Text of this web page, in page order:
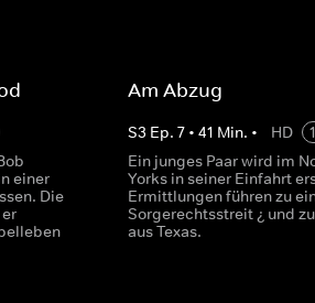
einer
Die
Am Abzug
S3 Ep. 7• 41 Min. • HD
Ein junges Paar wird im
Yorks in seiner Einfahrt
Ermittlungen führen zu
Sorgerechtsstreit ¿ und
aus Texas.